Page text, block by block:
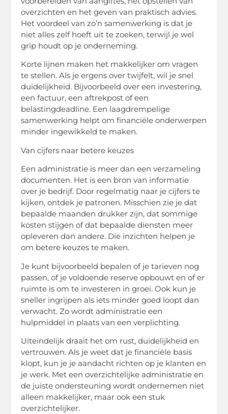
overzichten en het geven van praktisch advies.
Het voordeel van zo’n samenwerking is dat je
niet alles zelf hoeft uit te zoeken, terwijl je wel
grip houdt op je onderneming.
Korte lijnen maken het makkelijker om vragen
te stellen. Als je ergens over twijfelt, wil je snel
duidelijkheid. Bijvoorbeeld over een investering,
een factuur, een aftrekpost of een
belastingdeadline. Een laagdrempelige
samenwerking helpt om financiële onderwerpen
minder ingewikkeld te maken.
Van cijfers naar betere keuzes
Een administratie is meer dan een verzameling
documenten. Het is een bron van informatie
over je bedrijf. Door regelmatig naar je cijfers te
kijken, ontdek je patronen. Misschien zie je dat
bepaalde maanden drukker zijn, dat sommige
kosten stijgen of dat bepaalde diensten meer
opleveren dan andere. Die inzichten helpen je
om betere keuzes te maken.
Je kunt bijvoorbeeld bepalen of je tarieven nog
passen, of je voldoende reserve opbouwt en of er
ruimte is om te investeren in groei. Ook kun je
sneller ingrijpen als iets minder goed loopt dan
verwacht. Zo wordt administratie een
hulpmiddel in plaats van een verplichting.
Uiteindelijk draait het om rust, duidelijkheid en
vertrouwen. Als je weet dat je financiële basis
klopt, kun je je aandacht richten op je klanten en
je werk. Met een overzichtelijke administratie en
de juiste ondersteuning wordt ondernemen niet
alleen makkelijker, maar ook een stuk
overzichtelijker.